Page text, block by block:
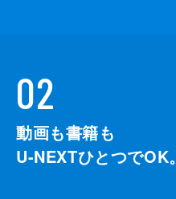
02
動画も書籍も
U-NEXTひとつでOK。